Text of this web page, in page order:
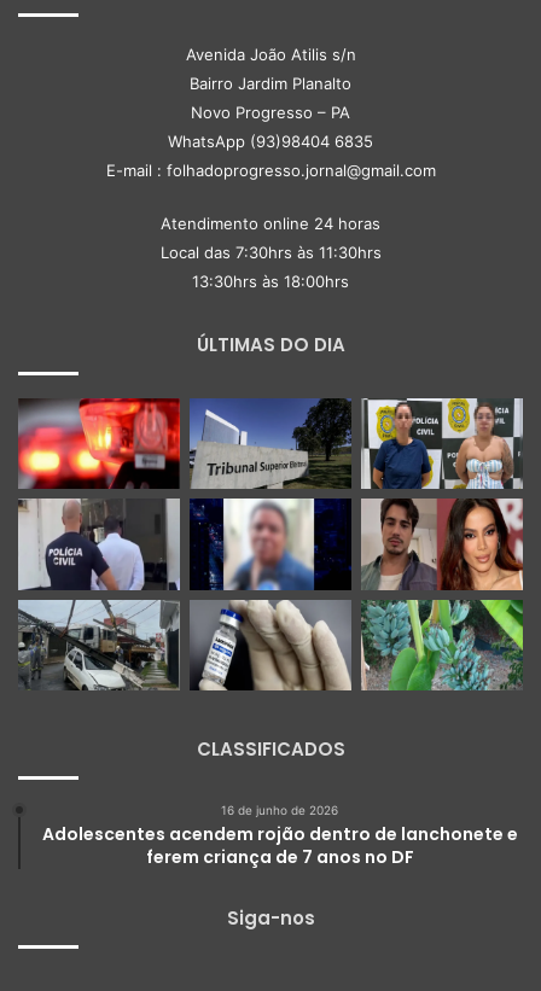
Avenida João Atilis s/n
Bairro Jardim Planalto
Novo Progresso – PA
WhatsApp (93)98404 6835
E-mail : folhadoprogresso.jornal@gmail.com
Atendimento online 24 horas
Local das 7:30hrs às 11:30hrs
13:30hrs às 18:00hrs
ÚLTIMAS DO DIA
CLASSIFICADOS
16 de junho de 2026
Adolescentes acendem rojão dentro de lanchonete e
ferem criança de 7 anos no DF
Siga-nos